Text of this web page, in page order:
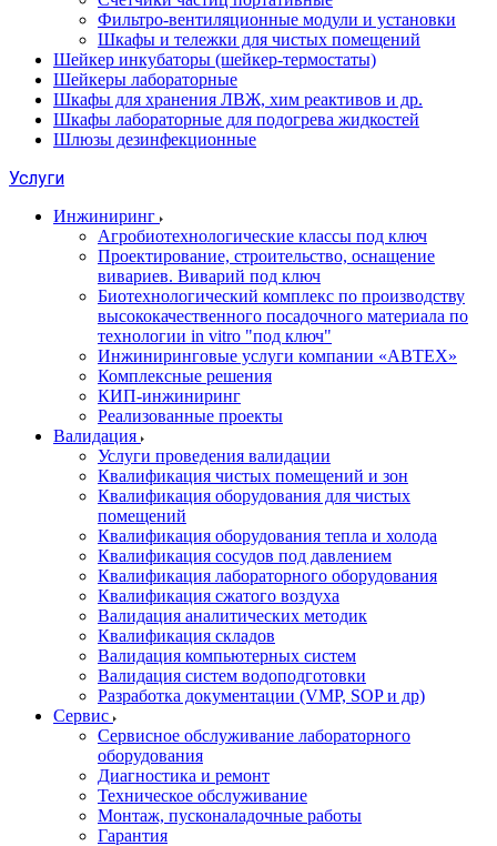
Фильтро-вентиляционные модули и установки
Шкафы и тележки для чистых помещений
Шейкер инкубаторы (шейкер-термостаты)
Шейкеры лабораторные
Шкафы для хранения ЛВЖ, хим реактивов и др.
Шкафы лабораторные для подогрева жидкостей
Шлюзы дезинфекционные
Услуги
Инжиниринг
Агробиотехнологические классы под ключ
Проектирование, строительство, оснащение
вивариев. Виварий под ключ
Биотехнологический комплекс по производству
высококачественного посадочного материала по
технологии in vitro "под ключ"
Инжиниринговые услуги компании «АВТЕХ»
Комплексные решения
КИП-инжиниринг
Реализованные проекты
Валидация
Услуги проведения валидации
Квалификация чистых помещений и зон
Квалификация оборудования для чистых
помещений
Квалификация оборудования тепла и холода
Квалификация сосудов под давлением
Квалификация лабораторного оборудования
Квалификация сжатого воздуха
Валидация аналитических методик
Квалификация складов
Валидация компьютерных систем
Валидация систем водоподготовки
Разработка документации (VMP, SOP и др)
Cервис
Сервисное обслуживание лабораторного
оборудования
Диагностика и ремонт
Техническое обслуживание
Монтаж, пусконаладочные работы
Гарантия